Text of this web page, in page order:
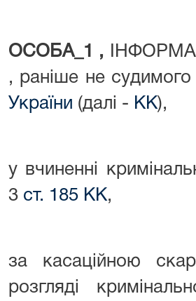
ОСОБА_1 ,
, раніше не
України (далі - КК),
у вчиненні
3 ст. 185 КК,
за касаційною
розгляді